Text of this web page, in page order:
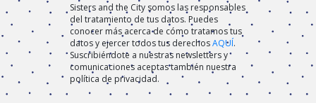
Sisters and the City somos las responsables
del tratamiento de tus datos. Puedes
conocer más acerca de cómo tratamos tus
datos y ejercer todos tus derechosAQUÍ.
Suscribiéndote a nuestras newsletters y
comunicaciones aceptas también nuestra
política de privacidad.